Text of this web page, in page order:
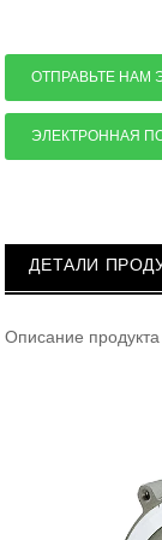
ОТПРАВЬТЕ НАМ
ЭЛЕКТРОННАЯ
ДЕТАЛИ
Описание продукта